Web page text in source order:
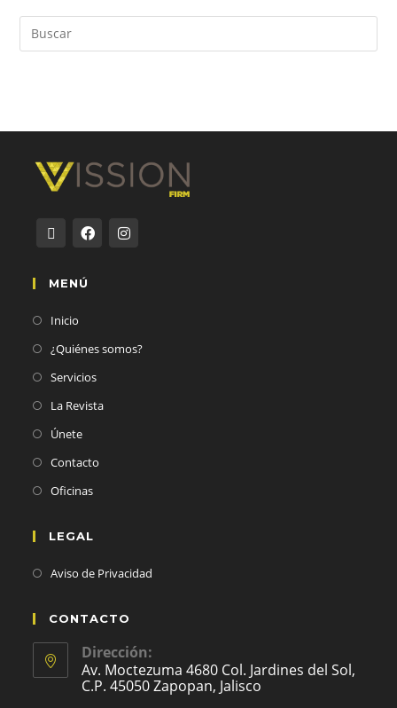
MENÚ
Inicio
¿Quiénes somos?
Servicios
La Revista
Únete
Contacto
Oficinas
LEGAL
Aviso de Privacidad
CONTACTO
Dirección:
Av. Moctezuma 4680 Col. Jardines del Sol,
C.P. 45050 Zapopan, Jalisco